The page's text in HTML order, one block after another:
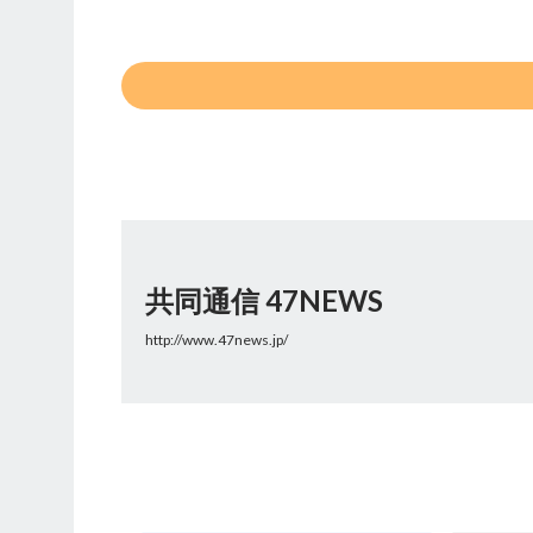
共同通信 47NEWS
http://www.47news.jp/